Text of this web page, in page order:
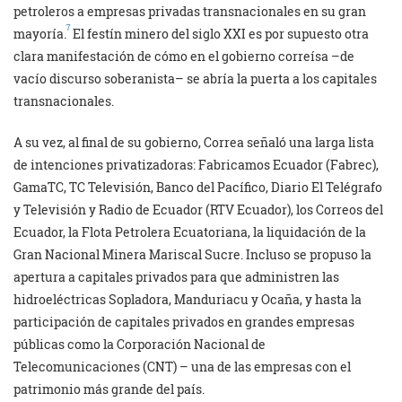
petroleros a empresas privadas transnacionales en su gran
mayoría.7 El festín minero del siglo XXI es por supuesto otra
clara manifestación de cómo en el gobierno correísa –de
vacío discurso soberanista– se abría la puerta a los capitales
transnacionales.
A su vez, al final de su gobierno, Correa señaló una larga lista
de intenciones privatizadoras: Fabricamos Ecuador (Fabrec),
GamaTC, TC Televisión, Banco del Pacífico, Diario El Telégrafo
y Televisión y Radio de Ecuador (RTV Ecuador), los Correos del
Ecuador, la Flota Petrolera Ecuatoriana, la liquidación de la
Gran Nacional Minera Mariscal Sucre. Incluso se propuso la
apertura a capitales privados para que administren las
hidroeléctricas Sopladora, Manduriacu y Ocaña, y hasta la
participación de capitales privados en grandes empresas
públicas como la Corporación Nacional de
Telecomunicaciones (CNT) – una de las empresas con el
patrimonio más grande del país.